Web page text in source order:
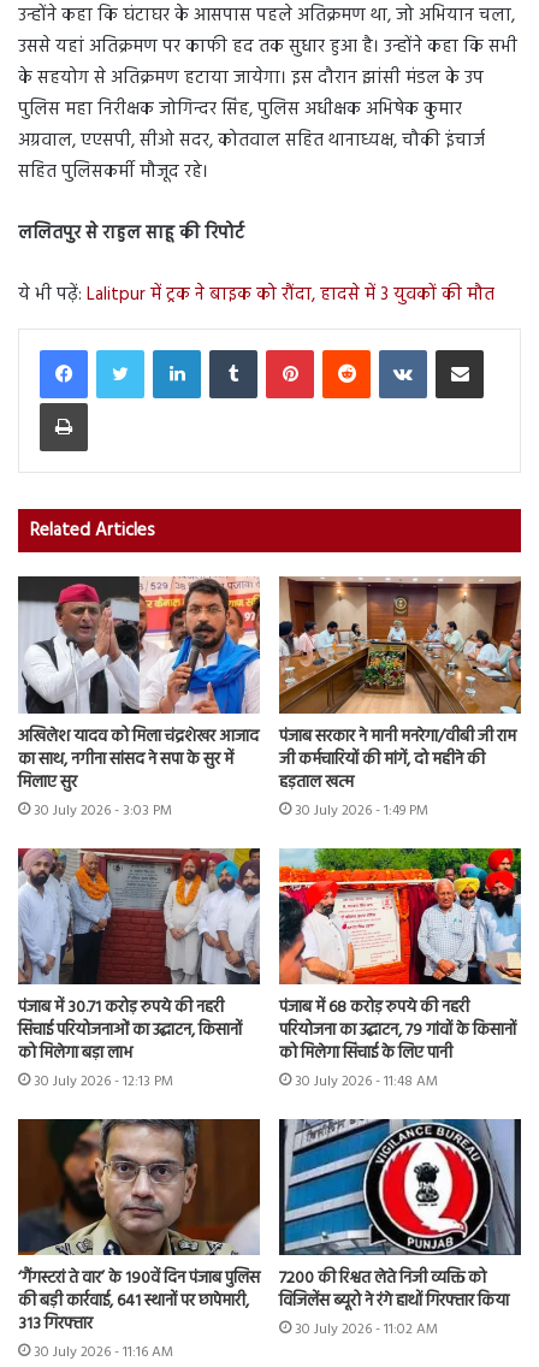
उन्होंने कहा कि घंटाघर के आसपास पहले अतिक्रमण था, जो अभियान चला,
उससे यहां अतिक्रमण पर काफी हद तक सुधार हुआ है। उन्होंने कहा कि सभी
के सहयोग से अतिक्रमण हटाया जायेगा। इस दौरान झांसी मंडल के उप
पुलिस महा निरीक्षक जोगिन्दर सिंह, पुलिस अधीक्षक अभिषेक कुमार
अग्रवाल, एएसपी, सीओ सदर, कोतवाल सहित थानाध्यक्ष, चौकी इंचार्ज
सहित पुलिसकर्मी मौजूद रहे।
ललितपुर से राहुल साहू की रिपोर्ट
ये भी पढ़ें: Lalitpur में ट्रक ने बाइक को रौंदा, हादसे में 3 युवकों की मौत
LinkedInTumblr PinterestReddit VKontakteShare via Email
Print
Related Articles
अखिलेश यादव को मिला चंद्रशेखर आजाद
का साथ, नगीना सांसद ने सपा के सुर में
मिलाए सुर
30 July 2026 - 3:03 PM
पंजाब सरकार ने मानी मनरेगा/वीबी जी राम
जी कर्मचारियों की मांगें, दो महीने की
हड़ताल खत्म
30 July 2026 - 1:49 PM
पंजाब में 30.71 करोड़ रुपये की नहरी
सिंचाई परियोजनाओं का उद्घाटन, किसानों
को मिलेगा बड़ा लाभ
30 July 2026 - 12:13 PM
पंजाब में 68 करोड़ रुपये की नहरी
परियोजना का उद्घाटन, 79 गांवों के किसानों
को मिलेगा सिंचाई के लिए पानी
30 July 2026 - 11:48 AM
‘गैंगस्टरां ते वार’ के 190वें दिन पंजाब पुलिस
की बड़ी कार्रवाई, 641 स्थानों पर छापेमारी,
313 गिरफ्तार
30 July 2026 - 11:16 AM
7200 की रिश्वत लेते निजी व्यक्ति को
विजिलेंस ब्यूरो ने रंगे हाथों गिरफ्तार किया
30 July 2026 - 11:02 AM